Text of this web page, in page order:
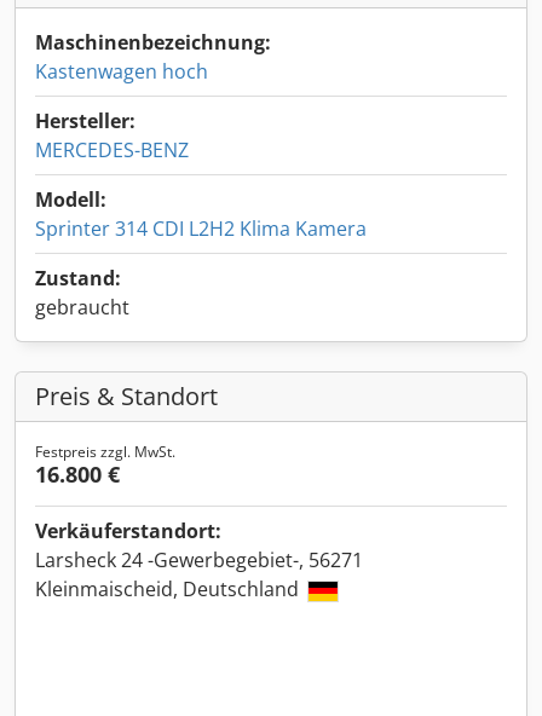
Maschinenbezeichnung:
Kastenwagen hoch
Hersteller:
MERCEDES-BENZ
Modell:
Sprinter 314 CDI L2H2 Klima Kamera
Zustand:
gebraucht
Preis & Standort
Festpreis zzgl. MwSt.
16.800 €
Verkäuferstandort:
Larsheck 24 -Gewerbegebiet-, 56271
Kleinmaischeid, Deutschland